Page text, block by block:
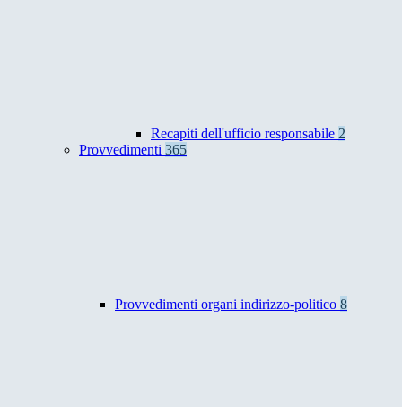
Recapiti dell'ufficio responsabile 2
Provvedimenti 365
Provvedimenti organi indirizzo-politico 8